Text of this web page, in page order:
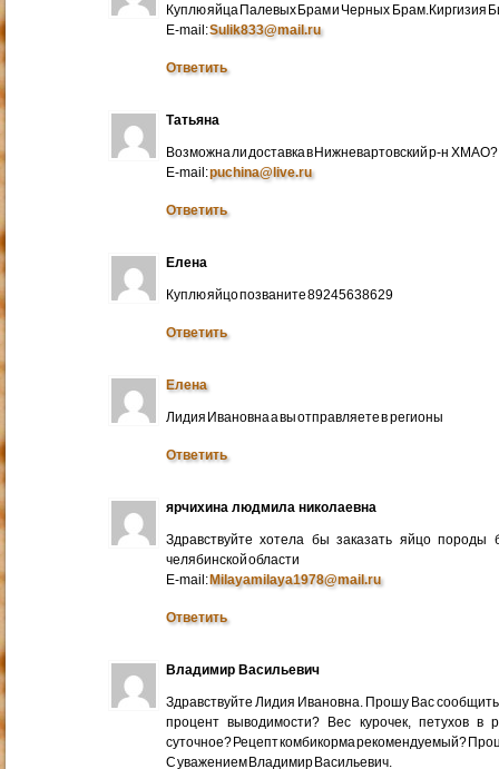
Куплю яйца Палевых Брам и Черных Брам.Киргизия
E-mail:Sulik833@mail.ru
Ответить
Татьяна
Возможна ли доставка в Нижневартовский р-н ХМАО?
E-mail:puchina@live.ru
Ответить
Елена
Куплю яйцо позваните 89245638629
Ответить
Елена
Лидия Ивановна а вы отправляете в регионы
Ответить
ярчихина людмила николаевна
Здравствуйте хотела бы заказать яйцо
челябинской области
E-mail:Milayamilaya1978@mail.ru
Ответить
Владимир Васильевич
Здравствуйте Лидия Ивановна. Прошу Вас
процент выводимости? Вес курочек, петухов в
суточное? Рецепт комбикорма рекомендуемый?
С уважением Владимир Васильевич.